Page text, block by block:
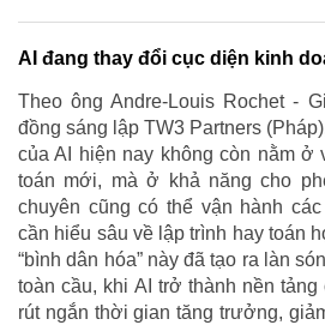
AI đang thay đổi cục diện kinh
Theo ông Andre-Louis Rochet -
đồng sáng lập TW3 Partners
của AI hiện nay không còn nằm ở
toán mới, mà ở khả năng cho
chuyên cũng có thể vận hành
cần hiểu sâu về lập trình hay toán
“bình dân hóa” này đã tạo ra làn
toàn cầu, khi AI trở thành nền
rút ngắn thời gian tăng trưởng,